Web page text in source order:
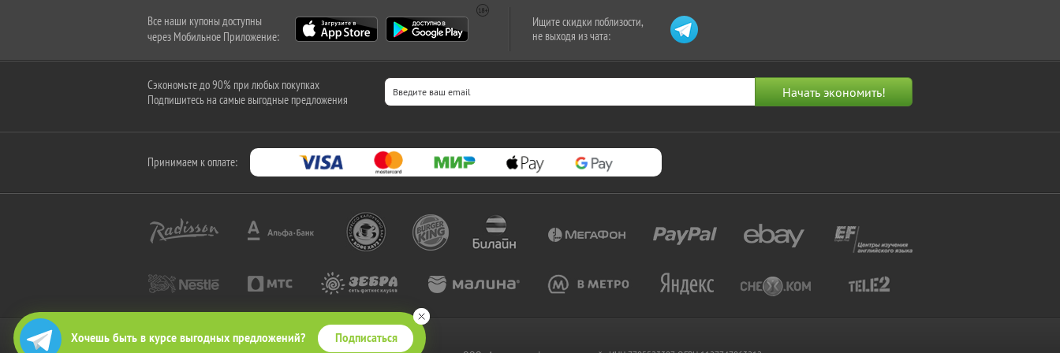
Хочешь быть в курсе выгодных предложений? Подписаться
Все наши купоны доступны
через Мобильное Приложение:
Ищите скидки поблизости,
не выходя из чата:
Сэкономьте до 90% при любых покупках
Подпишитесь на самые выгодные предложения
Принимаем к оплате:
2010-2026 © КупиКупон. Все права защищены.